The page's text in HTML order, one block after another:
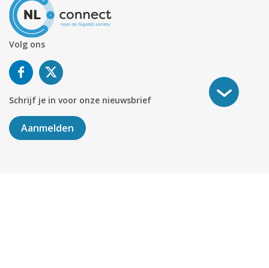
Volg ons
Schrijf je in voor onze nieuwsbrief
Aanmelden